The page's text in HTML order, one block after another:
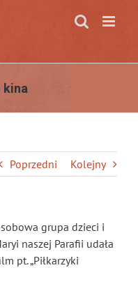
kina
Poprzedni Kolejny
grupa dzieci i
naszej Parafii udała
pt. „Piłkarzyki